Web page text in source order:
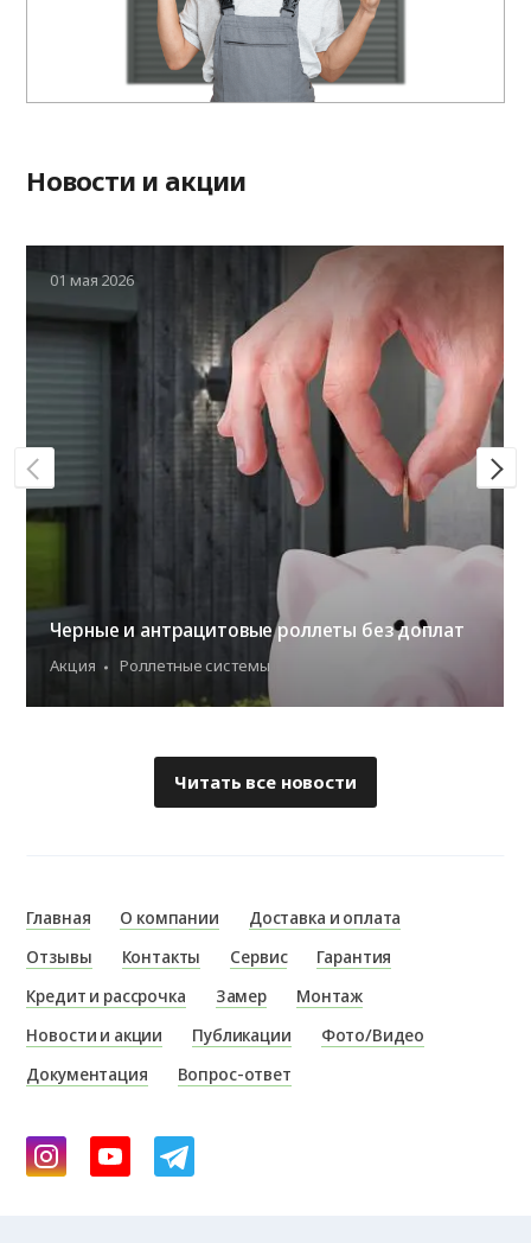
Новости и акции
01 мая 2026
Черные и антрацитовые роллеты без доплат
Акция Роллетные системы
Читать все новости
Главная О компании
Доставка и оплата
Отзывы
Контакты Сервис
Гарантия
Кредит и рассрочка
Замер
Монтаж
Новости и акции
Публикации
Фото/Видео
Документация
Вопрос-ответ